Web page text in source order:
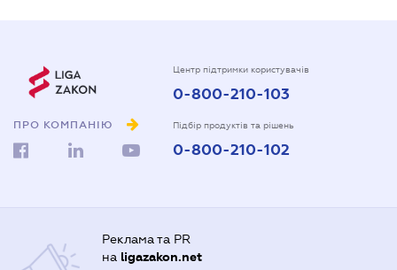
ПРО КОМПАНІЮ
Центр підтримки користувачів
0-800-210-103
Підбір продуктів та рішень
0-800-210-102
Реклама та PR
на ligazakon.net